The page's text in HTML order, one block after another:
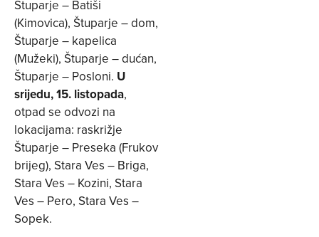
Štuparje – Batiši
(Kimovica), Štuparje – dom,
Štuparje – kapelica
(Mužeki), Štuparje – dućan,
Štuparje – Posloni. U
srijedu, 15. listopada,
otpad se odvozi na
lokacijama: raskrižje
Štuparje – Preseka (Frukov
brijeg), Stara Ves – Briga,
Stara Ves – Kozini, Stara
Ves – Pero, Stara Ves –
Sopek.